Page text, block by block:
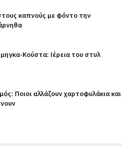
καπνούς με φόντο την
Κούστα: Ιέρεια του στυλ
Ποιοι αλλάζουν χαρτοφυλάκια και